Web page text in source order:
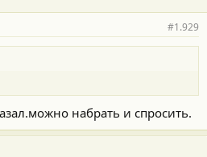
#1.929
набрать и спросить.